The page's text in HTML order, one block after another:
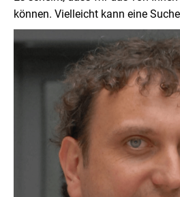
können. Vielleicht kann eine